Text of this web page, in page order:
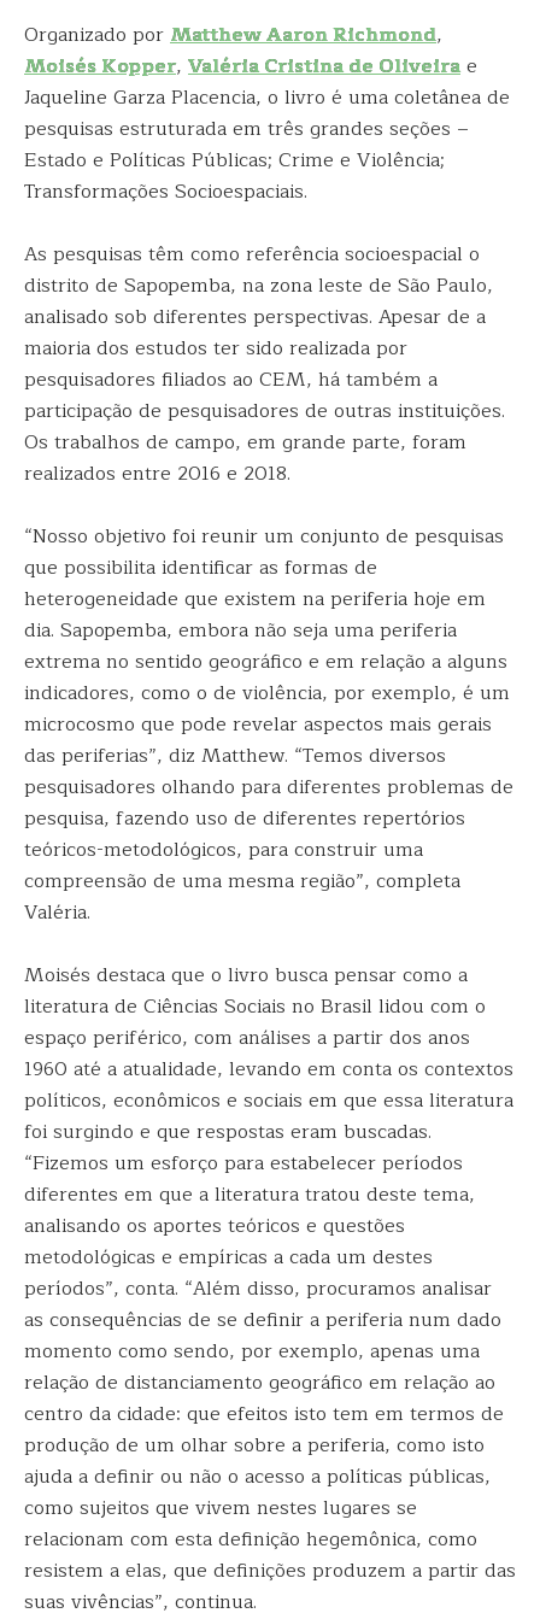
Organizado porMatthew Aaron Richmond,
Moisés Kopper, Valéria Cristina de Oliveirae
Jaqueline Garza Placencia, o livro é uma coletânea de
pesquisas estruturada em três grandes seções –
Estado e Políticas Públicas; Crime e Violência;
Transformações Socioespaciais.
As pesquisas têm como referência socioespacial o
distrito de Sapopemba, na zona leste de São Paulo,
analisado sob diferentes perspectivas. Apesar de a
maioria dos estudos ter sido realizada por
pesquisadores filiados ao CEM, há também a
participação de pesquisadores de outras instituições.
Os trabalhos de campo, em grande parte, foram
realizados entre 2016 e 2018.
“Nosso objetivo foi reunir um conjunto de pesquisas
que possibilita identificar as formas de
heterogeneidade que existem na periferia hoje em
dia. Sapopemba, embora não seja uma periferia
extrema no sentido geográfico e em relação a alguns
indicadores, como o de violência, por exemplo, é um
microcosmo que pode revelar aspectos mais gerais
das periferias”, diz Matthew. “Temos diversos
pesquisadores olhando para diferentes problemas de
pesquisa, fazendo uso de diferentes repertórios
teóricos-metodológicos, para construir uma
compreensão de uma mesma região”, completa
Valéria.
Moisés destaca que o livro busca pensar como a
literatura de Ciências Sociais no Brasil lidou com o
espaço periférico, com análises a partir dos anos
1960 até a atualidade, levando em conta os contextos
políticos, econômicos e sociais em que essa literatura
foi surgindo e que respostas eram buscadas.
“Fizemos um esforço para estabelecer períodos
diferentes em que a literatura tratou deste tema,
analisando os aportes teóricos e questões
metodológicas e empíricas a cada um destes
períodos”, conta. “Além disso, procuramos analisar
as consequências de se definir a periferia num dado
momento como sendo, por exemplo, apenas uma
relação de distanciamento geográfico em relação ao
centro da cidade: que efeitos isto tem em termos de
produção de um olhar sobre a periferia, como isto
ajuda a definir ou não o acesso a políticas públicas,
como sujeitos que vivem nestes lugares se
relacionam com esta definição hegemônica, como
resistem a elas, que definições produzem a partir das
suas vivências”, continua.